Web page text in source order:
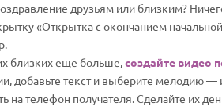
друзьям или близким?
«Открытка с окончанием
близких еще больше,создайте видео
добавьте текст и выберите мелодию
на телефон получателя. Сделайте их